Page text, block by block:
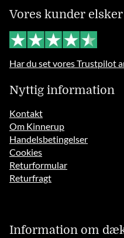
Vores kunder
Har du set vores Trustpilot
Nyttig information
Kontakt
Om Kinnerup
Handelsbetingelser
Cookies
Returformular
Returfragt
Information om